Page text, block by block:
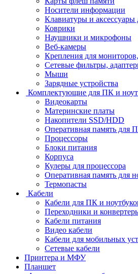
Носители информации
Клавиатуры и аксессуары
Коврики
Наушники и микрофоны
Веб-камеры
Крепления для
Сетевые фильтры,
Мыши
Зарядные устройства
Комплектующие для ПК и
Видеокарты
Материнские платы
Накопители SSD/HDD
Оперативная память для
Процессоры
Блоки питания
Корпуса
Кулеры для процессора
Оперативная память для
Термопасты
Кабели
Кабели для ПК и
Переходники и
Кабели питания
Видео кабели
Кабели для мобильных
Сетевые кабели
Принтера и МФУ
Планшет